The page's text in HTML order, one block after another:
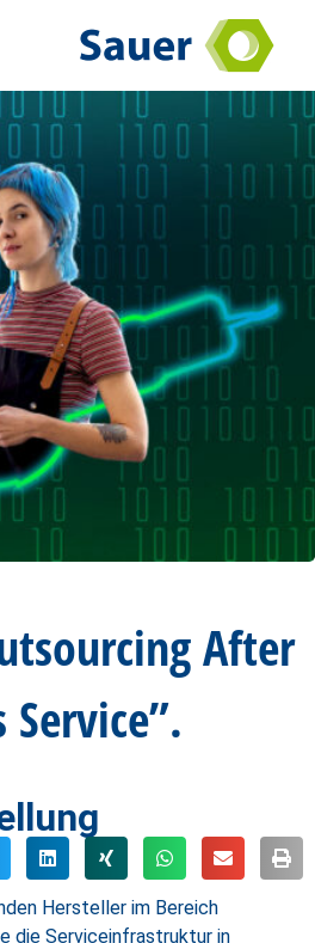
After
Service”.
Hersteller im Bereich
die Serviceinfrastruktur in